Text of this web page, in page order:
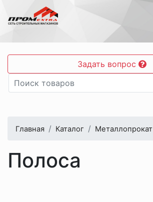
Задать вопрос
Главная Каталог Металлопрокат
Полоса